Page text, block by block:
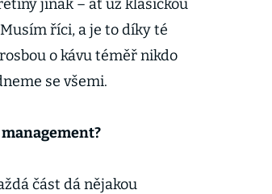
jinak – ať už klasickou
říci, a je to díky té
o kávu téměř nikdo
se všemi.
část dá nějakou